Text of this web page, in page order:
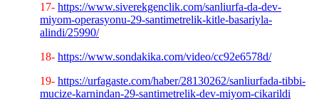
17- https://www.siverekgenclik.com/sanliurfa-da-dev-
miyom-operasyonu-29-santimetrelik-kitle-basariyla-
alindi/25990/
18- https://www.sondakika.com/video/cc92e6578d/
19- https://urfagaste.com/haber/28130262/sanliurfada-tibbi-
mucize-karnindan-29-santimetrelik-dev-miyom-cikarildi